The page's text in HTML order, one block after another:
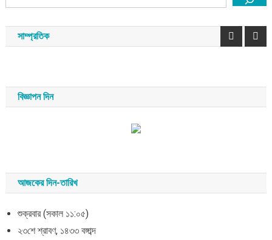
সাম্প্রতিক
বিজ্ঞাপন দিন
আজকের দিন-তারিখ
শুক্রবার (সকাল ১১:০৫)
২৩শে শ্রাবণ, ১৪৩৩ বঙ্গাব্দ